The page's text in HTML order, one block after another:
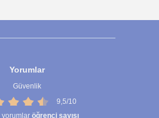
Yorumlar
Güvenlik
9,5/10
yorumlar öğrenci sayısı